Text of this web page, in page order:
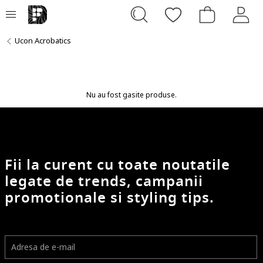
Ucon Acrobatics
Nu au fost gasite produse.
Fii la curent cu toate noutatile
legate de trends, campanii
promotionale si styling tips.